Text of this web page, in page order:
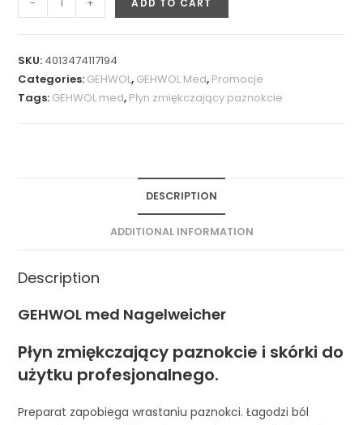
SKU: 4013474117194
Categories: GEHWOL, GEHWOL Med, Promocje
Tags: GEHWOL med, Płyn zmiękczający paznokcie
DESCRIPTION
ADDITIONAL INFORMATION
Description
GEHWOL med Nagelweicher
Płyn zmiękczający paznokcie i skórki do
użytku profesjonalnego.
Preparat zapobiega wrastaniu paznokci. Łagodzi ból